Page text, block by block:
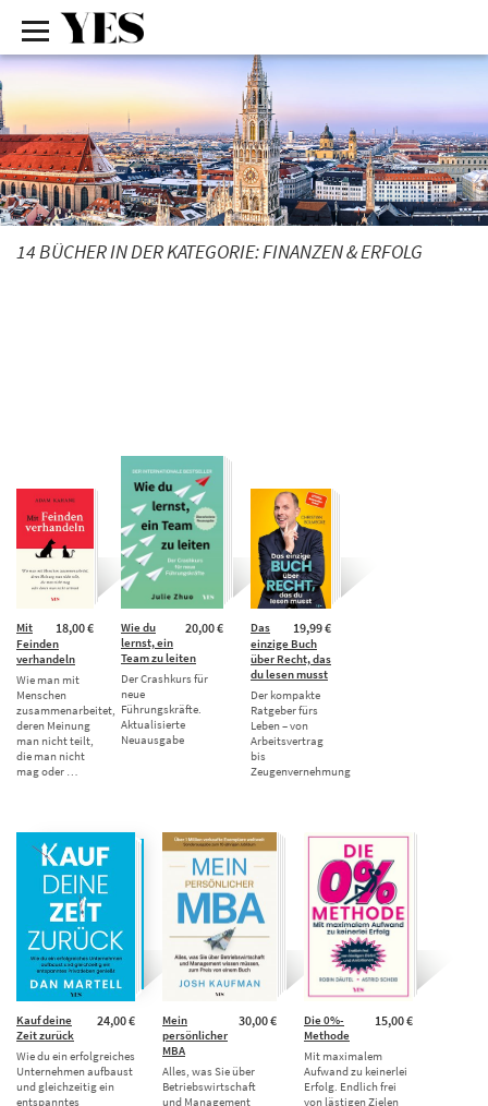
14 BÜCHER IN DER KATEGORIE:FINANZEN & ERFOLG
18,00 €
Mit
Feinden
verhandeln
Wie man mit
Menschen
zusammenarbeitet,
deren Meinung
man nicht teilt,
die man nicht
mag oder …
20,00 €
Wie du
lernst, ein
Team zu leiten
Der Crashkurs für
neue
Führungskräfte.
Aktualisierte
Neuausgabe
19,99 €
Das
einzige Buch
über Recht, das
du lesen musst
Der kompakte
Ratgeber fürs
Leben – von
Arbeitsvertrag
bis
Zeugenvernehmung
24,00 €
Kauf deine
Zeit zurück
Wie du ein erfolgreiches
Unternehmen aufbaust
und gleichzeitig ein
entspanntes
30,00 €
Mein
persönlicher
MBA
Alles, was Sie über
Betriebswirtschaft
und Management
15,00 €
Die 0%-
Methode
Mit maximalem
Aufwand zu keinerlei
Erfolg. Endlich frei
von lästigen Zielen